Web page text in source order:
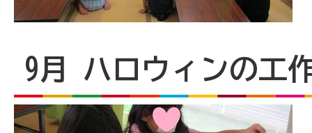
9月 ハロウィンの工